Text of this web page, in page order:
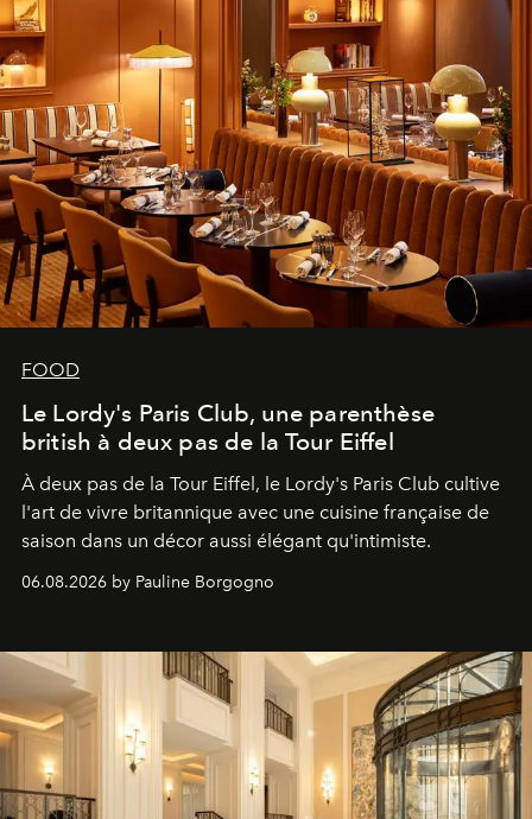
FOOD
Le Lordy's Paris Club, une parenthèse
british à deux pas de la Tour Eiffel
À deux pas de la Tour Eiffel, le Lordy's Paris Club cultive
l'art de vivre britannique avec une cuisine française de
saison dans un décor aussi élégant qu'intimiste.
06.08.2026 by Pauline Borgogno